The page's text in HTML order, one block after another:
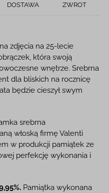
DOSTAWA ZWROT
zdjęcia na 25-lecie
która swoją
wnętrze. Srebrna
dla bliskich na rocznicę
będzie cieszył swym
srebrna
włoską firmę Valenti
w produkcji pamiątek ze
perfekcję wykonania i
Pamiątka wykonana